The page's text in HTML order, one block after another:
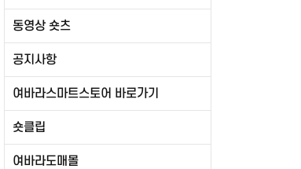
동영상 숏츠
공지사항
여바라스마트스토어 바로가기
숏클립
여바라도매몰